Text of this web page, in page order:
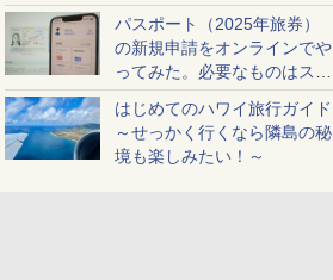
配・来場前に必要な準備は？
パスポート（2025年旅券）
の新規申請をオンラインでや
ってみた。必要なものはスマ
ホとマイナカードのみ
はじめてのハワイ旅行ガイド
～せっかく行くなら隣島の秘
境も楽しみたい！～